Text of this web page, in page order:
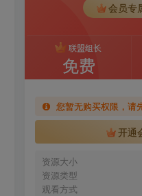
会员专
联盟组长
免费
您暂无购买权限，请
开通
资源大小
资源类型
观看方式